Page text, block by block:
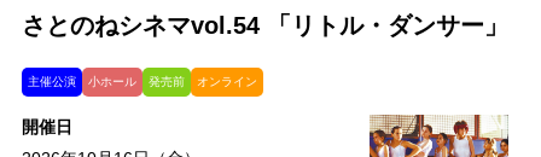
さとのねシネマvol.54 「リトル・ダンサー」
主催公演 小ホール 発売前 オンライン
開催日